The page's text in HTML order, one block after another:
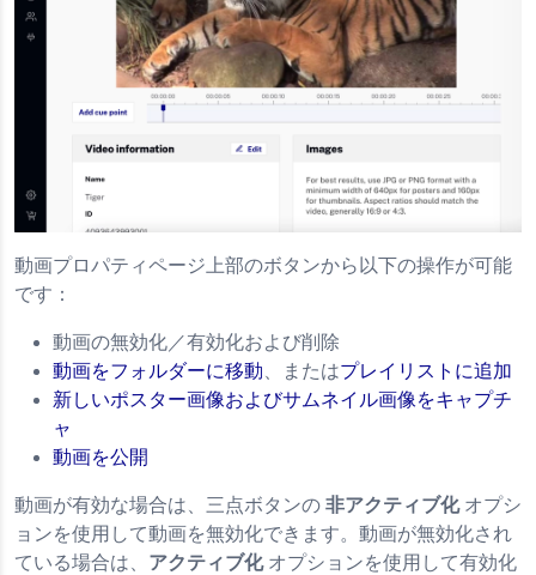
動画プロパティページ上部のボタンから以下の操作が可能
です：
動画の無効化／有効化および削除
動画をフォルダーに移動 、またはプレイリストに追加
新しいポスター画像およびサムネイル画像をキャプチ
ャ
動画を公開
動画が有効な場合は、三点ボタンの 非アクティブ化オプシ
ョンを使用して動画を無効化できます。動画が無効化され
ている場合は、 アクティブ化オプションを使用して有効化